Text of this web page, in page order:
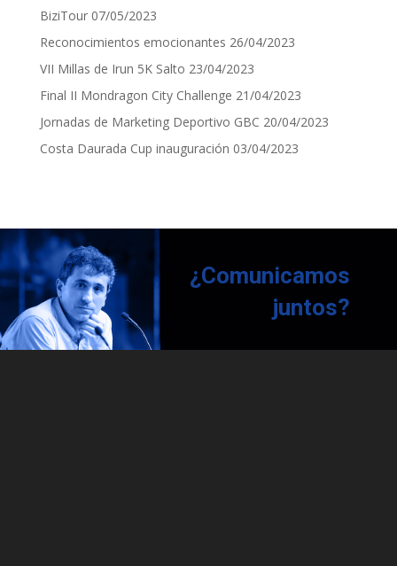
BiziTour 07/05/2023
Reconocimientos emocionantes 26/04/2023
VII Millas de Irun 5K Salto 23/04/2023
Final II Mondragon City Challenge 21/04/2023
Jornadas de Marketing Deportivo GBC 20/04/2023
Costa Daurada Cup inauguración 03/04/2023
¿Comunicamos
juntos?